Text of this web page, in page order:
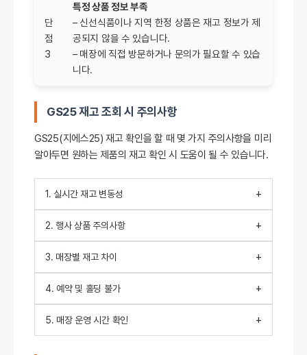
단
점
3
특정 상품 정보 부족
– 신선식품이나 지역 한정 상품은 재고 정보가 제
공되지 않을 수 있습니다.
– 매장에 직접 방문하거나 문의가 필요할 수 있습
니다.
GS25 재고 조회 시 주의사항
GS25(지에스25) 재고 확인을 할 때 몇 가지 주의사항을 미리
알아두면 원하는 제품의 재고 확인 시 도움이 될 수 있습니다.
1. 실시간 재고 변동성 +
2. 행사 상품 주의사항 +
3. 매장별 재고 차이 +
4. 예약 및 홀딩 불가 +
5. 매장 운영 시간 확인 +